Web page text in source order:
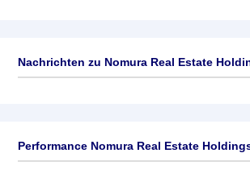
Nachrichten zu Nomura Real Estate
Performance Nomura Real Estate